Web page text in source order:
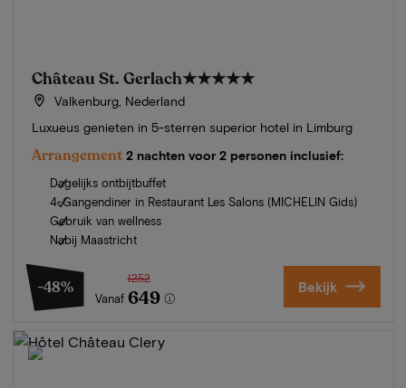
Château St. Gerlach★★★★★
Valkenburg, Nederland
Luxueus genieten in 5-sterren superior hotel in Limburg
Arrangement 2 nachten voor 2 personen inclusief:
Dagelijks ontbijtbuffet
4-Gangendiner in Restaurant Les Salons (MICHELIN Gids)
Gebruik van wellness
Nabij Maastricht
-48%
Vanaf
1252
649 Bekijk